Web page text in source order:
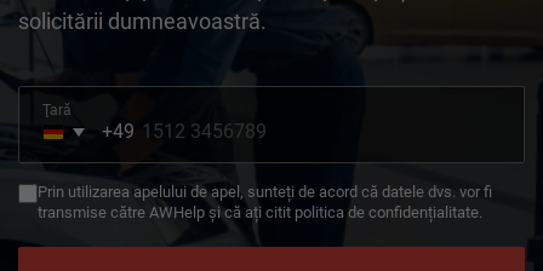
solicitării dumneavoastră.
Ţară
Germany
+49
+49
Prin utilizarea apelului de apel, sunteți de acord că datele dvs. vor fi
transmise către AWHelp și că ați citit politica de confidențialitate.